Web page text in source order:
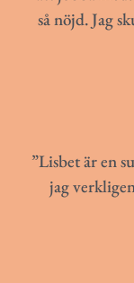
så nöjd. Jag
”Lisbet är en
jag